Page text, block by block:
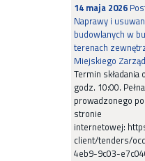
14 maja 2026
Naprawy i
budowlanych w
terenach
Miejskiego
Termin składania
godz. 10:00.
prowadzonego
stronie
internetowej:
client/tenders/
4eb9-9c03-